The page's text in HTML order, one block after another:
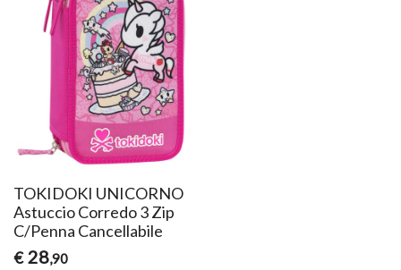
TOKIDOKI UNICORNO
Astuccio Corredo 3 Zip
C/Penna Cancellabile
€ 28,90